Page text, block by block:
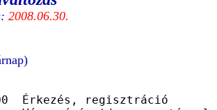
2008.06.30.
Érkezés, regisztráció